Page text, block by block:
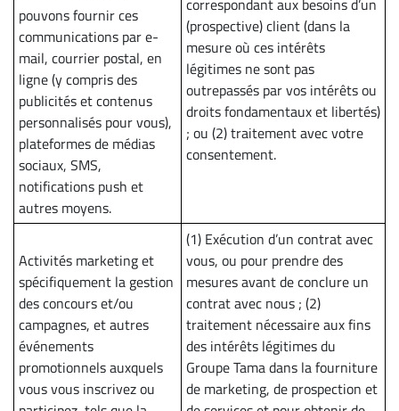
pouvons fournir ces
communications par e-
mail, courrier postal, en
ligne (y compris des
publicités et contenus
personnalisés pour vous),
plateformes de médias
sociaux, SMS,
notifications push et
autres moyens.
correspondant aux besoins d’un
(prospective) client (dans la
mesure où ces intérêts
légitimes ne sont pas
outrepassés par vos intérêts ou
droits fondamentaux et libertés)
; ou (2) traitement avec votre
consentement.
Activités marketing et
spécifiquement la gestion
des concours et/ou
campagnes, et autres
événements
promotionnels auxquels
vous vous inscrivez ou
(1) Exécution d’un contrat avec
vous, ou pour prendre des
mesures avant de conclure un
contrat avec nous ; (2)
traitement nécessaire aux fins
des intérêts légitimes du
Groupe Tama dans la fourniture
de marketing, de prospection et